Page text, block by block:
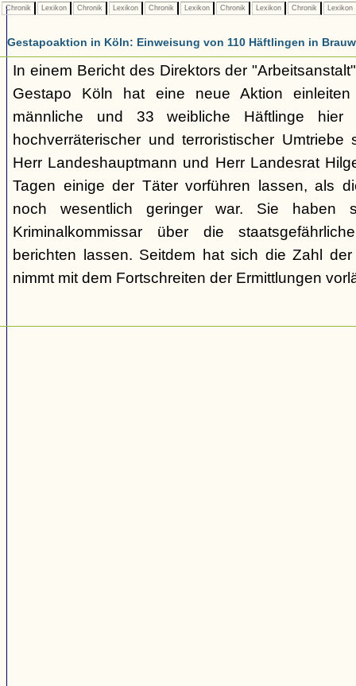
Chronik Lexikon Chronik Lexikon Chronik Lexikon Chronik Lexikon Chronik Lexikon
Gestapoaktion in Köln: Einweisung von 110 Häftlingen in
In einem Bericht des Direktors der
Gestapo Köln hat eine neue Aktion
männliche und 33 weibliche Häftlinge hier
hochverräterischer und terroristischer Umtriebe
Herr Landeshauptmann und Herr Landesrat
Tagen einige der Täter vorführen lassen, als
noch wesentlich geringer war. Sie haben
Kriminalkommissar über die
berichten lassen. Seitdem hat sich die Zahl
nimmt mit dem Fortschreiten der Ermittlungen